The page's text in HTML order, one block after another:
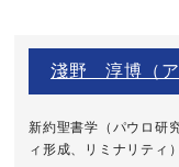
淺野 淳博（
新約聖書学（パウロ研
ィ形成、リミナリティ